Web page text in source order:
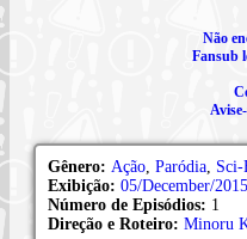
Não
Fansub
Gênero: Ação Paródia Sci-
Exibição: 05/December/2015
Número de Episódios: 1
Direção e Roteiro: Minoru